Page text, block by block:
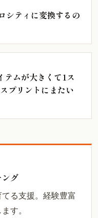
シティに変換するの
テムが大きくて1ス
プリントにまたい
グ
る支援。経験豊富
す。